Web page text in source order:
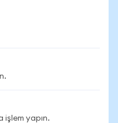
işlem yapın.